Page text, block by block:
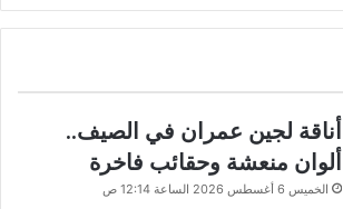
أناقة لجين عمران في الصيف..
ألوان منعشة وحقائب فاخرة
الخميس 6 أغسطس 2026 الساعة 12:14 ص